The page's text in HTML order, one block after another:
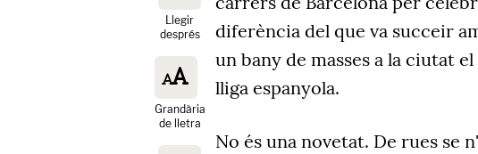
Llegir
després
Grandària
de lletra
diferència del que va succeir
un bany de masses a la ciutat
lliga espanyola.
No és una novetat. De rues se